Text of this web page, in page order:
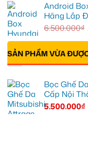
Android
Hãng Lắp
6.500.000₫
SẢN PHẨM VỪA
Bọc Ghế
Cấp Nội
5.500.000₫